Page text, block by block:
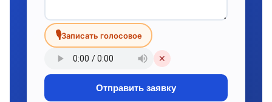
🎙Записать голосовое
✕
Отправить заявку